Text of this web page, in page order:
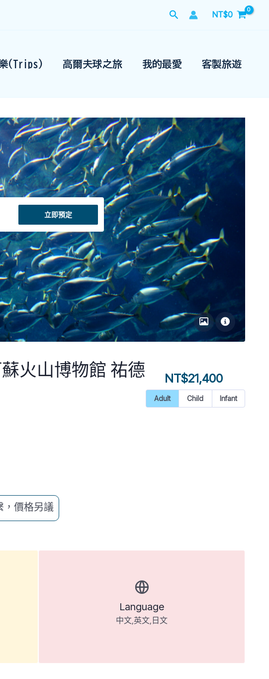
搜
NT$0
(Trips) 高爾夫球之旅 我的最愛 客製旅遊
立即預定
NT$21,400
Adult Child Infant
，價格另議
Language
中文,英文,日文